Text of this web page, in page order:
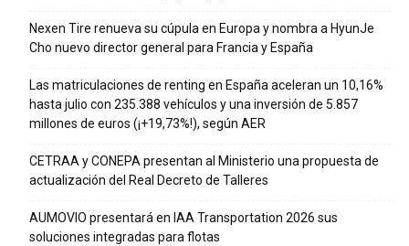
Nexen Tire renueva su cúpula en Europa y nombra a HyunJe
Cho nuevo director general para Francia y España
Las matriculaciones de renting en España aceleran un 10,16%
hasta julio con 235.388 vehículos y una inversión de 5.857
millones de euros (¡+19,73%!), según AER
CETRAA y CONEPA presentan al Ministerio una propuesta de
actualización del Real Decreto de Talleres
AUMOVIO presentará en IAA Transportation 2026 sus
soluciones integradas para flotas